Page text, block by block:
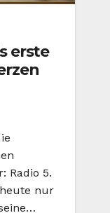
erste
Radio 5.
nur